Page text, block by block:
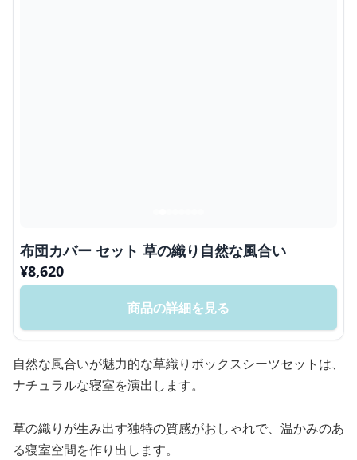
布団カバー セット 草の織り自然な風合い
¥8,620
商品の詳細を見る
自然な風合いが魅力的な草織りボックスシーツセットは、
ナチュラルな寝室を演出します。
草の織りが生み出す独特の質感がおしゃれで、温かみのあ
る寝室空間を作り出します。